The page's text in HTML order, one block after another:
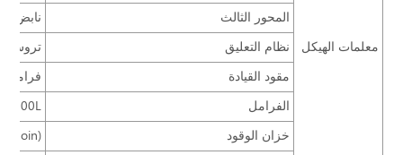
معلمات الهيكل
المحور الثالث
نابض صفيحي، 5
نظام التعليق
تروس
مقود القيادة
فرامل
الفرامل
200L
خزان الوقود
Coin)